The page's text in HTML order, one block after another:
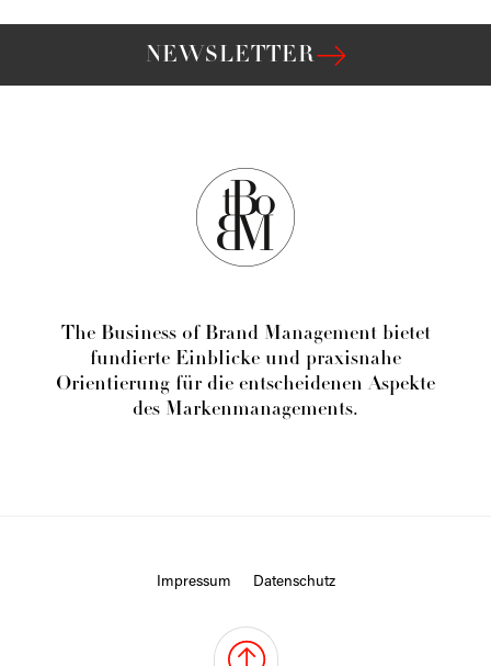
NEWSLETTER
The Business of Brand Management bietet
fundierte Einblicke und praxisnahe
Orientierung für die entscheidenen Aspekte
des Markenmanagements.
Impressum Datenschutz